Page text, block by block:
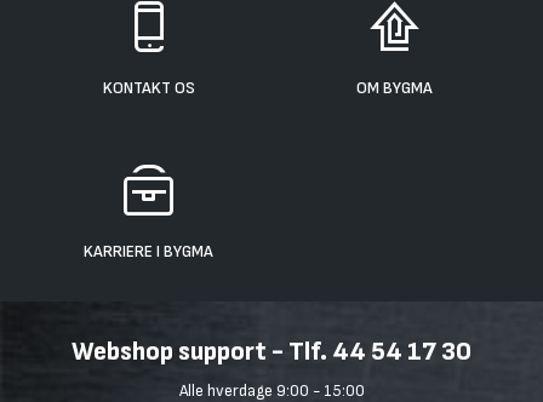
KONTAKT OS OM BYGMA
KARRIERE I BYGMA
Webshop support - Tlf. 44 54 17 30
Alle hverdage 9:00 - 15:00